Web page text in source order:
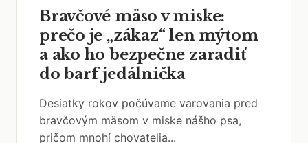
Bravčové mäso v miske:
prečo je „zákaz“ len mýtom
a ako ho bezpečne zaradiť
do barf jedálnička
Desiatky rokov počúvame varovania pred
bravčovým mäsom v miske nášho psa,
pričom mnohí chovatelia...